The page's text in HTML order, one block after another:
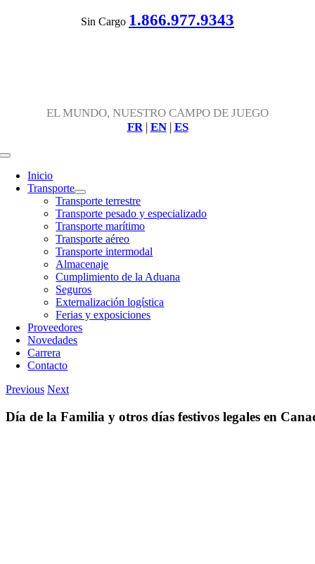
Sin Cargo 1.866.977.9343
EL MUNDO, NUESTRO CAMPO DE JUEGO
FR| EN| ES
Toggle
Navigation
Inicio
Transporte
Transporte terrestre
Transporte pesado y especializado
Transporte marítimo
Transporte aéreo
Transporte intermodal
Almacenaje
Cumplimiento de la Aduana
Seguros
Externalización logística
Ferias y exposiciones
Proveedores
Novedades
Carrera
Contacto
Previous Next
Día de la Familia y otros días festivos legales en